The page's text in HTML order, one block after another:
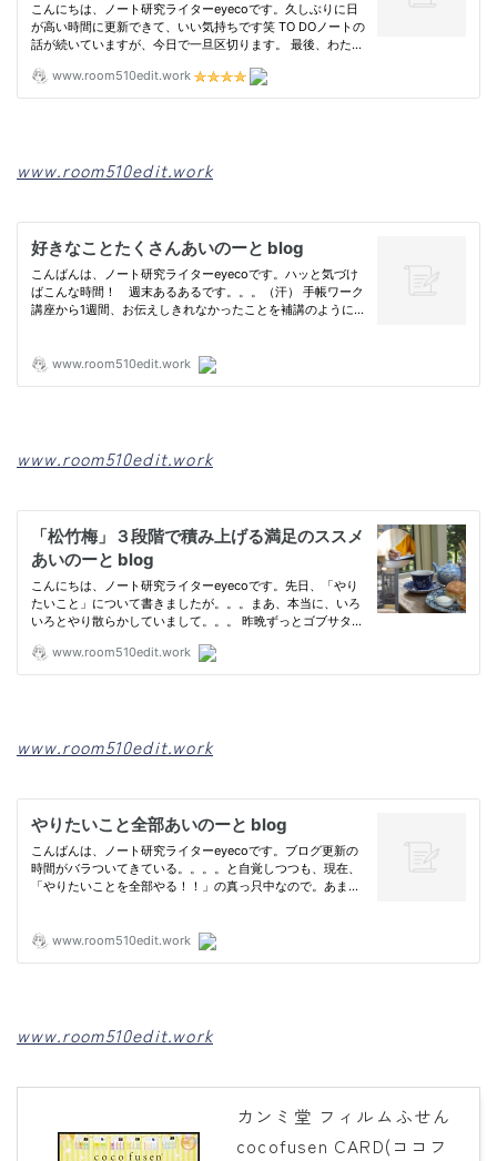
www.room510edit.work
www.room510edit.work
www.room510edit.work
www.room510edit.work
カンミ堂 フィルムふせん
cocofusen CARD(ココフ